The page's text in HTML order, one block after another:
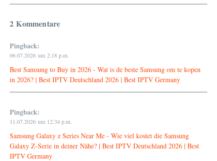
2 Kommentare
Pingback:
06.07.2026 um 2:18 p.m.
Best Samsung to Buy in 2026 - Wat is de beste Samsung om te kopen
in 2026? | Best IPTV Deutschland 2026 | Best IPTV Germany
Pingback:
11.07.2026 um 12:34 p.m.
Samsung Galaxy z Series Near Me - Wie viel kostet die Samsung
Galaxy Z‑Serie in deiner Nähe? | Best IPTV Deutschland 2026 | Best
IPTV Germany